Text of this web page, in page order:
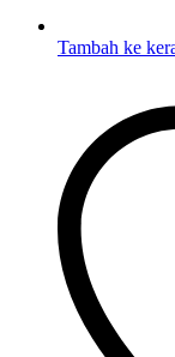
Tambah ke